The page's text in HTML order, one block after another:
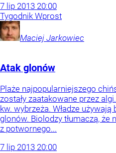
7 lip 2013 20:00
Tygodnik Wprost
Maciej Jarkowiec
Atak glonów
Plaże najpopularniejszego
zostały zaatakowane przez
kw. wybrzeża. Władze
glonów. Biolodzy tłumaczą,
z potwornego...
7 lip 2013 20:00